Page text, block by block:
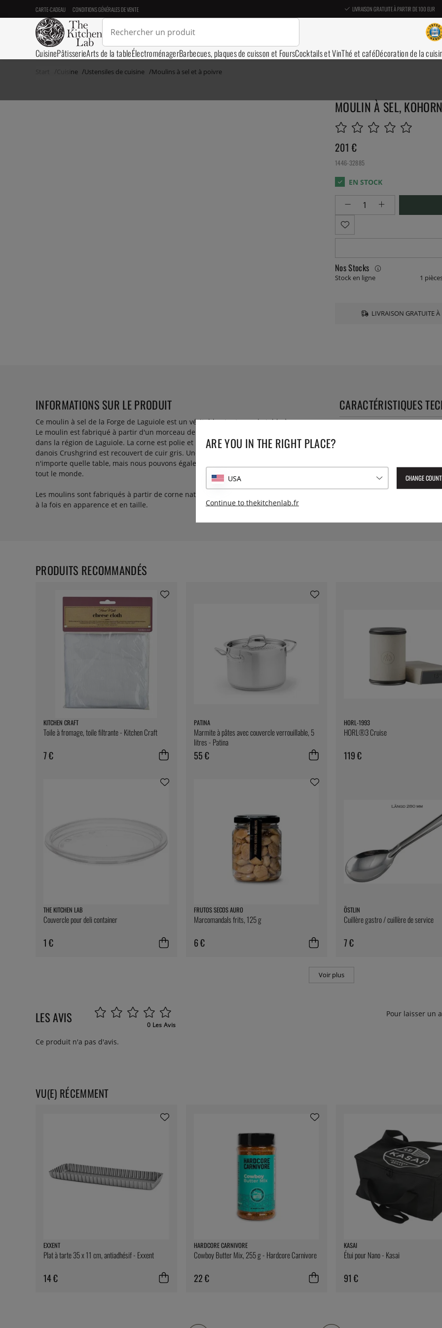
CARTE-CADEAU CONDITIONS GÉNÉRALES DE VENTE LIVRAISON GRATUITE À PARTIR DE 100 EUR
CuisinePâtisserieArts de la tableÉlectroménagerBarbecues, plaques de cuisson et FoursCocktails et VinThé et caféDécoration de la
Start Cuisine Ustensiles de cuisine Moulins à sel et à poivre
MOULIN À SEL,
201 €
1446-32885
Nos Stocks
Stock en ligne 1
LIVRAISON GRATUITE
INFORMATIONS SUR LE PRODUIT
Ce moulin à sel de la Forge de Laguiole est un véritable atout pour la table à manger.
Le moulin est fabriqué à partir d'un morceau de corne de bœuf provenant de l'Aubrac,
dans la région de Laguiole. La corne est polie et le moulin réglable en céramique du
danois Crushgrind est recouvert de cuir gris. Une pièce vraiment majestueuse sur
n'importe quelle table, mais nous pouvons également admettre qu'elle n'est pas pour
tout le monde.
Les moulins sont fabriqués à partir de corne naturelle et authentique et varient donc
à la fois en apparence et en taille.
CARACTÉRISTIQUES
KITCHEN CRAFT
Toile à fromage, toile filtrante - Kitchen Craft
7 €
PATINA
Marmite à pâtes avec couvercle verrouillable, 5
litres - Patina
55 €
HORL-1993
HORL®3 Cruise
119 €
THE KITCHEN LAB
Couvercle pour deli container
1 €
FRUTOS SECOS AURO
Marcomandals frits, 125 g
6 €
ÖSTLIN
Cuillère gastro / cuillère de service
7 €
Voir plus
PRODUITS RECOMMANDÉS
LES AVIS 0 Les Avis
Pour laisser un
Ce produit n'a pas d'avis.
VU(E) RÉCEMMENT
EXXENT
Plat à tarte 35 x 11 cm, antiadhésif - Exxent
14 €
HARDCORE CARNIVORE
Cowboy Butter Mix, 255 g - Hardcore Carnivore
22 €
KASAI
Étui pour Nano - Kasai
91 €
ARE YOU IN THE RIGHT PLACE?
USA CHANGE
Continue to thekitchenlab.fr